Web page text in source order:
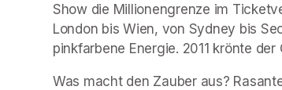
Show die Millionengrenze im
London bis Wien, von Sydney bis
pinkfarbene Energie. 2011 krönte
Was macht den Zauber aus?